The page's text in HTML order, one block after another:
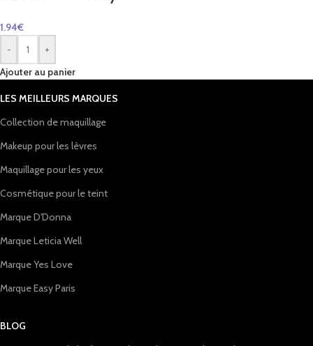
1.94€
-
+
Ajouter au panier
LES MEILLEURS MARQUES
Collection de maquillage
Makeup pour les lèvres
Maquillage pour les yeux
Cosmétique pour le teint
Marque D'Donna
Marque Leticia Well
Marque Yes Love
Marque Easy Paris
BLOG